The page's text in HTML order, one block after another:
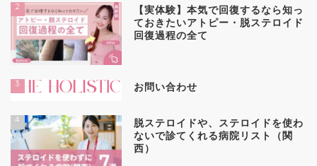
2
【実体験】本気で回復するなら知っ
ておきたいアトピー・脱ステロイド
回復過程の全て
3 お問い合わせ
4
脱ステロイドや、ステロイドを使わ
ないで診てくれる病院リスト（関
西）